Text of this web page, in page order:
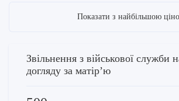
Показати з найбільшою
Звільнення з військової служби
догляду за матірʼю